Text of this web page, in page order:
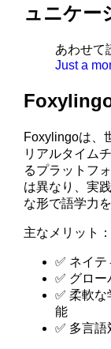
ュニケー
あわせて
Just a
Foxylingoは、
リアルタイム
るプラットフ
は異なり、実
な形で語学力
主なメリット：
✅ ネイ
✅ グロ
✅ 柔軟
能
✅ 多言